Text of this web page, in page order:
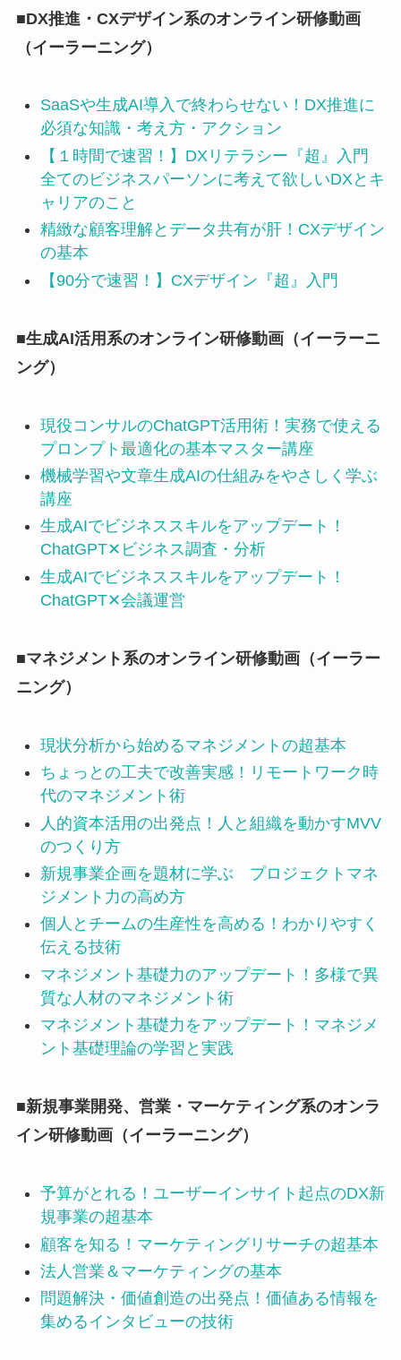
■DX推進・CXデザイン系のオンライン研修動画
（イーラーニング）
SaaSや生成AI導入で終わらせない！DX推進に
必須な知識・考え方・アクション
【１時間で速習！】DXリテラシー『超』入門
全てのビジネスパーソンに考えて欲しいDXとキ
ャリアのこと
精緻な顧客理解とデータ共有が肝！CXデザイン
の基本
【90分で速習！】CXデザイン『超』入門
■生成AI活用系のオンライン研修動画（イーラーニ
ング）
現役コンサルのChatGPT活用術！実務で使える
プロンプト最適化の基本マスター講座
機械学習や文章生成AIの仕組みをやさしく学ぶ
講座
生成AIでビジネススキルをアップデート！
ChatGPT✕ビジネス調査・分析
生成AIでビジネススキルをアップデート！
ChatGPT✕会議運営
■マネジメント系のオンライン研修動画（イーラー
ニング）
現状分析から始めるマネジメントの超基本
ちょっとの工夫で改善実感！リモートワーク時
代のマネジメント術
人的資本活用の出発点！人と組織を動かすMVV
のつくり方
新規事業企画を題材に学ぶ プロジェクトマネ
ジメント力の高め方
個人とチームの生産性を高める！わかりやすく
伝える技術
マネジメント基礎力のアップデート！多様で異
質な人材のマネジメント術
マネジメント基礎力をアップデート！マネジメ
ント基礎理論の学習と実践
■新規事業開発、営業・マーケティング系のオンラ
イン研修動画（イーラーニング）
予算がとれる！ユーザーインサイト起点のDX新
規事業の超基本
顧客を知る！マーケティングリサーチの超基本
法人営業＆マーケティングの基本
問題解決・価値創造の出発点！価値ある情報を
集めるインタビューの技術